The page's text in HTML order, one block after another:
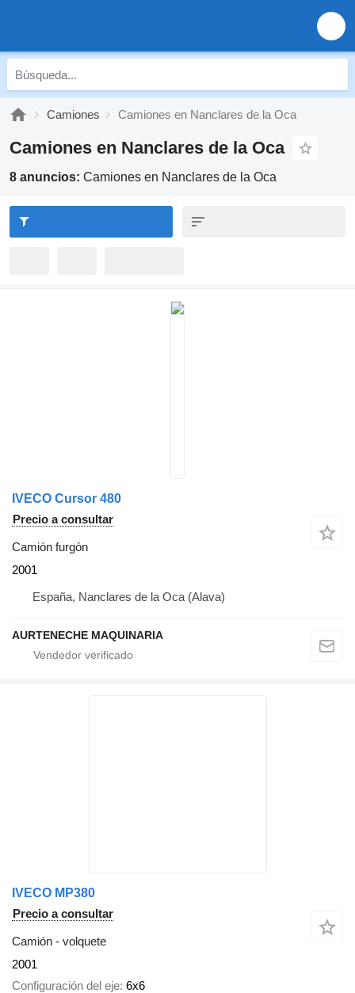
Camiones Camiones en Nanclares de la Oca
Camiones en Nanclares de la Oca
8 anuncios: Camiones en Nanclares de la Oca
IVECO Cursor 480
Precio a consultar
Camión furgón
2001
España, Nanclares de la Oca (Alava)
AURTENECHE MAQUINARIA
IVECO MP380
Precio a consultar
Camión - volquete
2001
Configuración del eje 6x6